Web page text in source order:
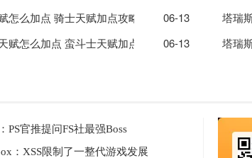
怎么加点 骑士天赋加点攻略
06-13 塔瑞
赋怎么加点 蛮斗士天赋加点攻略
06-13 塔瑞
PS官推提问FS社最强Boss
：XSS限制了一整代游戏发展